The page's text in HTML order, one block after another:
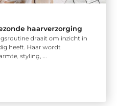
haarverzorging
draait om inzicht in
heeft. Haar wordt
styling, ...